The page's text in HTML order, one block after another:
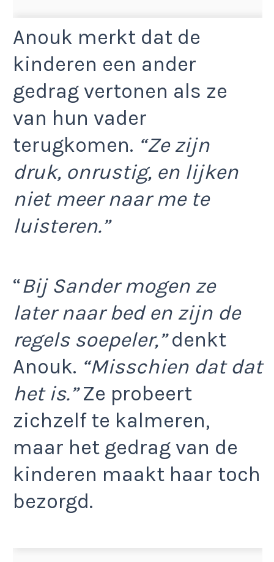
Anouk merkt dat de
kinderen een ander
gedrag vertonen als ze
van hun vader
terugkomen. “Ze zijn
druk, onrustig, en lijken
niet meer naar me te
luisteren.”
“Bij Sander mogen ze
later naar bed en zijn de
regels soepeler,”denkt
Anouk. “Misschien dat dat
het is.”Ze probeert
zichzelf te kalmeren,
maar het gedrag van de
kinderen maakt haar toch
bezorgd.